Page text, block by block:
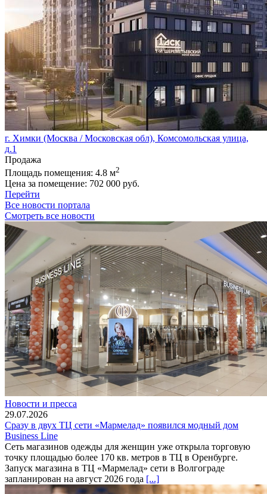
г. Химки (Москва / Московская обл), Комсомольская улица,
д.1
Продажа
Площадь помещения: 4.8 м2
Цена за помещение: 702 000 руб.
Перейти
Все новости портала
Смотреть все новости
Новости и пресса
29.07.2026
Сразу в двух ТЦ сети «Мармелад» появился модный дом
Business Line
Сеть магазинов одежды для женщин уже открыла торговую
точку площадью более 170 кв. метров в ТЦ в Оренбурге.
Запуск магазина в ТЦ «Мармелад» сети в Волгограде
запланирован на август 2026 года [...]